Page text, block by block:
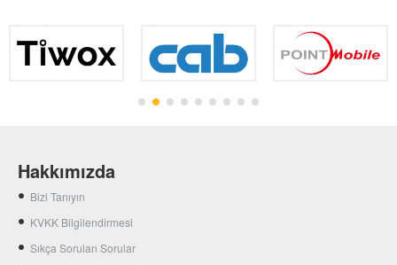
Hakkımızda
Bizi Tanıyın
KVKK Bilgilendirmesi
Sıkça Sorulan Sorular